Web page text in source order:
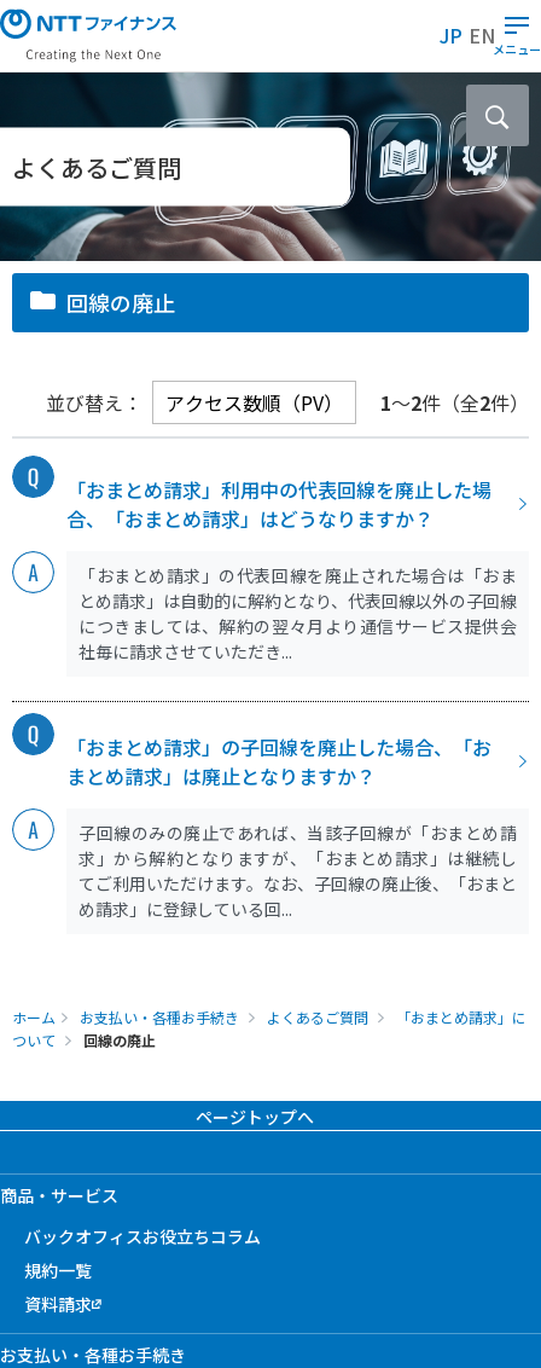
メ
イ
ン
ン
ン
ツ
ス
ッ
JP ENメニュー
よくあるご質問
回線の廃止
並び替え： 1～2件（全2件）
「おまとめ請求」利用中の代表回線を廃止した場
合、「おまとめ請求」はどうなりますか？
「おまとめ請求」の代表回線を廃止された場合は「おま
とめ請求」は自動的に解約となり、代表回線以外の子回線
につきましては、解約の翌々月より通信サービス提供会
社毎に請求させていただき...
「おまとめ請求」の子回線を廃止した場合、「お
まとめ請求」は廃止となりますか？
子回線のみの廃止であれば、当該子回線が「おまとめ請
求」から解約となりますが、「おまとめ請求」は継続し
てご利用いただけます。なお、子回線の廃止後、「おまと
め請求」に登録している回...
ホーム お支払い・各種お手続き よくあるご質問
「おまとめ請求」に
ついて
回線の廃止
ページトップへ
商品・サービス
バックオフィスお役立ちコラム
規約一覧
資料請求
お支払い・各種お手続き